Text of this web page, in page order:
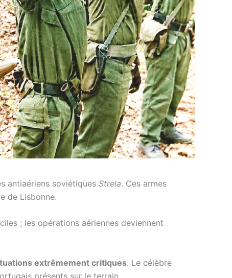
antiaériens soviétiques Strela. Ces armes
de Lisbonne.
; les opérations aériennes deviennent
extrêmement critiques. Le célèbre
présents sur le terrain.